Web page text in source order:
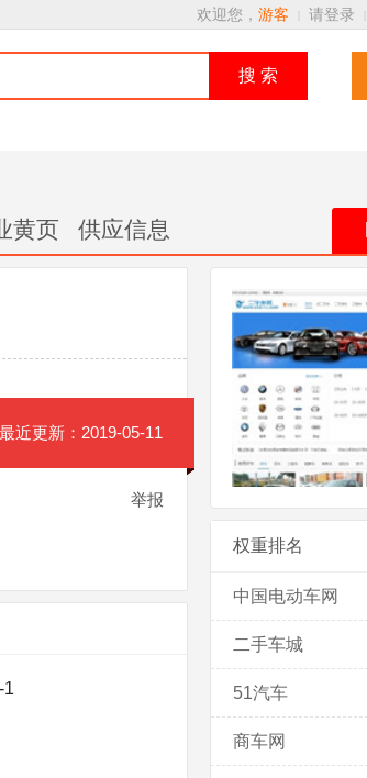
欢迎您， 游客 请登录
搜 索
黄页 供应信息
最近更新：2019-05-11
举报
1
权重排名
中国电动车网
二手车城
51汽车
商车网